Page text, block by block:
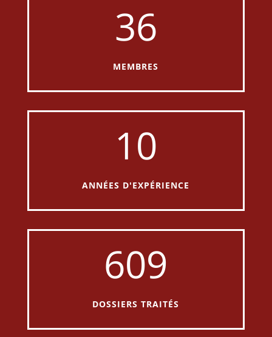
36
MEMBRES
10
ANNÉES D'EXPÉRIENCE
609
DOSSIERS TRAITÉS